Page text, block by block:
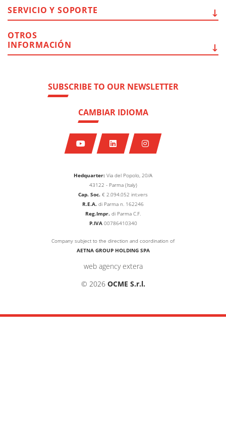
Hedquarter: Via del Popolo, 20/A
43122 - Parma (Italy)
Cap. Soc. € 2.094.052 int.vers
R.E.A. di Parma n. 162246
Reg.Impr. di Parma C.F.
P.IVA00786410340
Company subject to the direction and coordination of
AETNA GROUP HOLDING SPA
web agency extera
© 2026 OCME S.r.l.
SUBSCRIBE TO OUR NEWSLETTER
CAMBIAR IDIOMA
SERVICIO Y SOPORTE
OTROS
INFORMACIÓN